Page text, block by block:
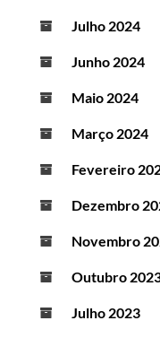
Julho 2024
Junho 2024
Maio 2024
Março 2024
Fevereiro
Dezembro
Novembro
Outubro
Julho 2023